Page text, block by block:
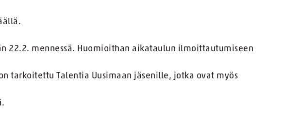
22.2. mennessä. Huomioithan aikataulun ilmoittautumiseen
tarkoitettu Talentia Uusimaan jäsenille, jotka ovat myös